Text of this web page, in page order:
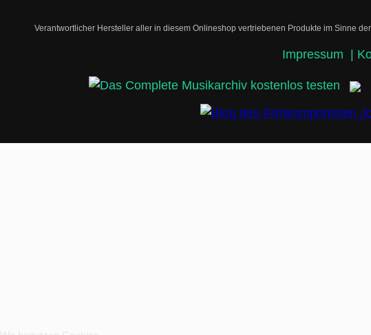
Verantwortlicher Hersteller aller in diesem Onlineshop vertriebenen Produkte im Sinne
Impressum